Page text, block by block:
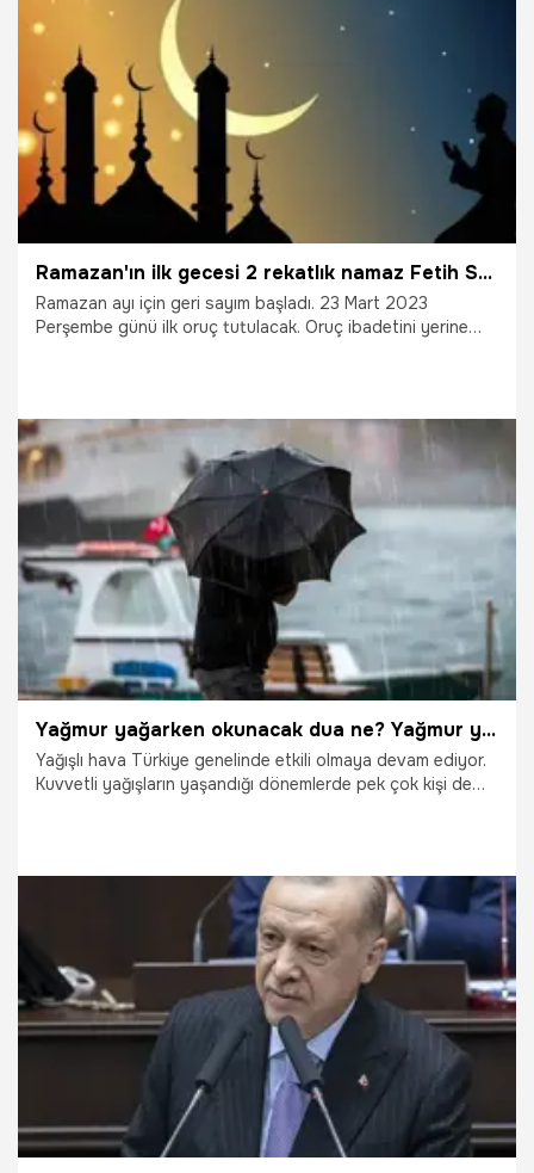
14.04.2023 Gündem
Ramazan'ın ilk gecesi 2 rekatlık namaz Fetih Suresiyle başlıyor! Bu namazı kılana 2 müjde var
Ramazan ayı için geri sayım başladı. 23 Mart 2023
Perşembe günü ilk oruç tutulacak. Oruç ibadetini yerine
konusu oldu. Ramazan'ın ilk gecesinde Fetih suresiyle
başlayacak olan iki rekatlık namazın ardından 10 kere Kadir
Suresi okunuyor.
22.03.2023 Gündem
Yağmur yağarken okunacak dua ne? Yağmur yağarken nasıl dua edilir? Peygamberimizin yağmurda okuduğu zarardan korunma duası!
Yağışlı hava Türkiye genelinde etkili olmaya devam ediyor.
Kuvvetli yağışların yaşandığı dönemlerde pek çok kişi de
amacıyla peygamberimizin ettiği duaların olduğu biliniyor.
Peki, Yağmur yağarken okunacak dua ne? Yağmur yağarken
nasıl dua edilir? Peygamberimizin yağmurda okuduğu
zarardan korunma, bolluk ve bereket duaları!
12.12.2022 Gündem